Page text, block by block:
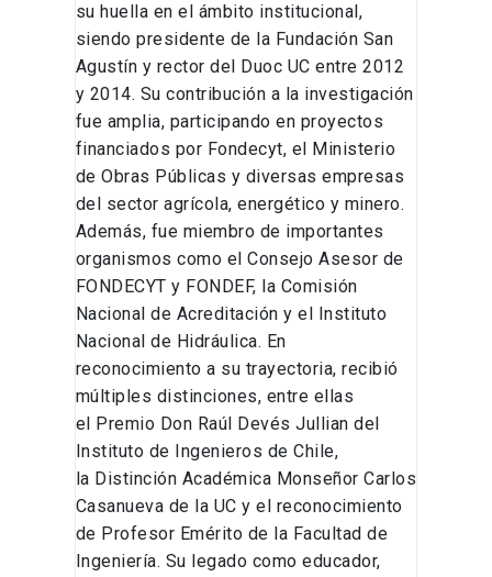
su huella en el ámbito institucional,
siendo presidente de la Fundación San
Agustín y rector del Duoc UC entre 2012
y 2014. Su contribución a la investigación
fue amplia, participando en proyectos
financiados por Fondecyt, el Ministerio
de Obras Públicas y diversas empresas
del sector agrícola, energético y minero.
Además, fue miembro de importantes
organismos como el Consejo Asesor de
FONDECYT y FONDEF, la Comisión
Nacional de Acreditación y el Instituto
Nacional de Hidráulica. En
reconocimiento a su trayectoria, recibió
múltiples distinciones, entre ellas
el Premio Don Raúl Devés Jullian del
Instituto de Ingenieros de Chile,
la Distinción Académica Monseñor Carlos
Casanueva de la UC y el reconocimiento
de Profesor Emérito de la Facultad de
Ingeniería. Su legado como educador,